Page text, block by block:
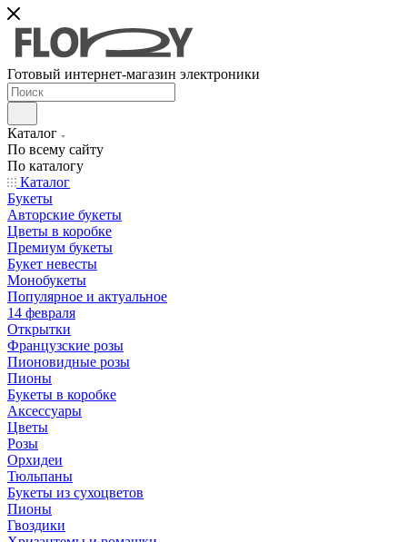
Готовый интернет-магазин электроники
Каталог
По всему сайту
По каталогу
Каталог
Букеты
Авторские букеты
Цветы в коробке
Премиум букеты
Букет невесты
Монобукеты
Популярное и актуальное
14 февраля
Открытки
Французские розы
Пионовидные розы
Пионы
Букеты в коробке
Аксессуары
Цветы
Розы
Орхидеи
Тюльпаны
Букеты из сухоцветов
Пионы
Гвоздики